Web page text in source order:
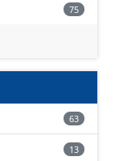
75
63
13